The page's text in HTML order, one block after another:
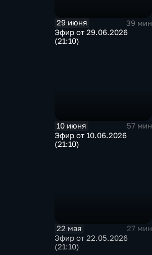
29 июня
39 мин
Эфир от 29.06.2026
(21:10)
10 июня
57 мин
Эфир от 10.06.2026
(21:10)
22 мая
27 мин
Эфир от 22.05.2026
(21:10)